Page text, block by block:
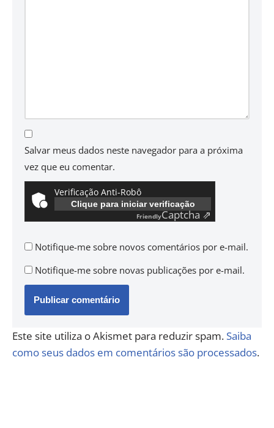
Salvar meus dados neste navegador para a próxima
vez que eu comentar.
Verificação Anti-Robô
Clique para iniciar verificação
FriendlyCaptcha ⇗
Notifique-me sobre novos comentários por e-mail.
Notifique-me sobre novas publicações por e-mail.
Este site utiliza o Akismet para reduzir spam. Saiba
como seus dados em comentários são processados.